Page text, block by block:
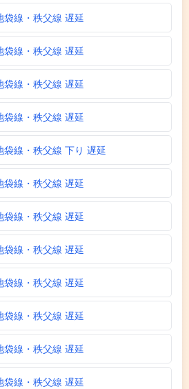
袋線・秩父線 遅延
袋線・秩父線 遅延
袋線・秩父線 遅延
袋線・秩父線 遅延
袋線・秩父線 下り 遅延
袋線・秩父線 遅延
袋線・秩父線 遅延
袋線・秩父線 遅延
袋線・秩父線 遅延
袋線・秩父線 遅延
袋線・秩父線 遅延
袋線・秩父線 遅延